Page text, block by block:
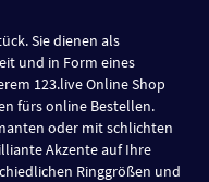
Sie dienen als
und in Form eines
123.live Online Shop
fürs online Bestellen.
oder mit schlichten
Akzente auf Ihre
Ringgrößen und